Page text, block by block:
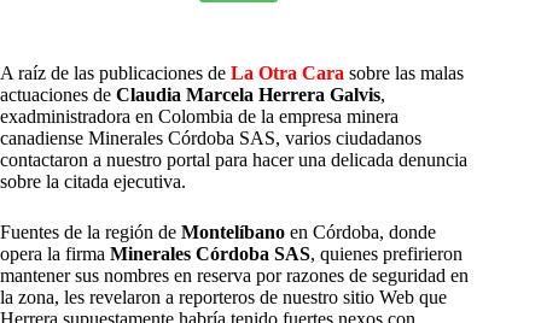
A raíz de las publicaciones de La Otra Cara sobre las malas
actuaciones de Claudia Marcela Herrera Galvis,
exadministradora en Colombia de la empresa minera
canadiense Minerales Córdoba SAS, varios ciudadanos
contactaron a nuestro portal para hacer una delicada denuncia
sobre la citada ejecutiva.
Fuentes de la región de Montelíbano en Córdoba, donde
opera la firma Minerales Córdoba SAS, quienes prefirieron
mantener sus nombres en reserva por razones de seguridad en
la zona, les revelaron a reporteros de nuestro sitio Web que
Herrera supuestamente habría tenido fuertes nexos con